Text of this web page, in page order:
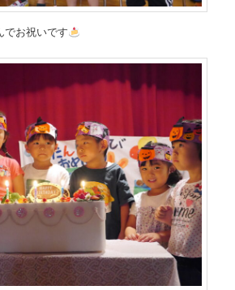
でお祝いです